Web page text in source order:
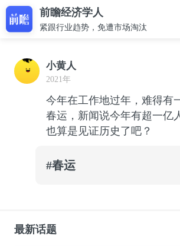
前瞻经济学人
紧跟行业趋势，免遭市场淘汰
小黄人
2021年
今年在工作地过年，难得有
春运，新闻说今年有超一亿
也算是见证历史了吧？
#春运
最新话题